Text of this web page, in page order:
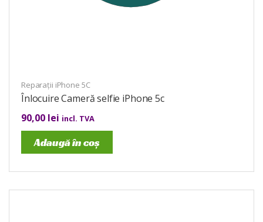
Reparații iPhone 5C
Înlocuire Cameră selfie iPhone 5c
90,00 lei incl. TVA
Adaugă în coș